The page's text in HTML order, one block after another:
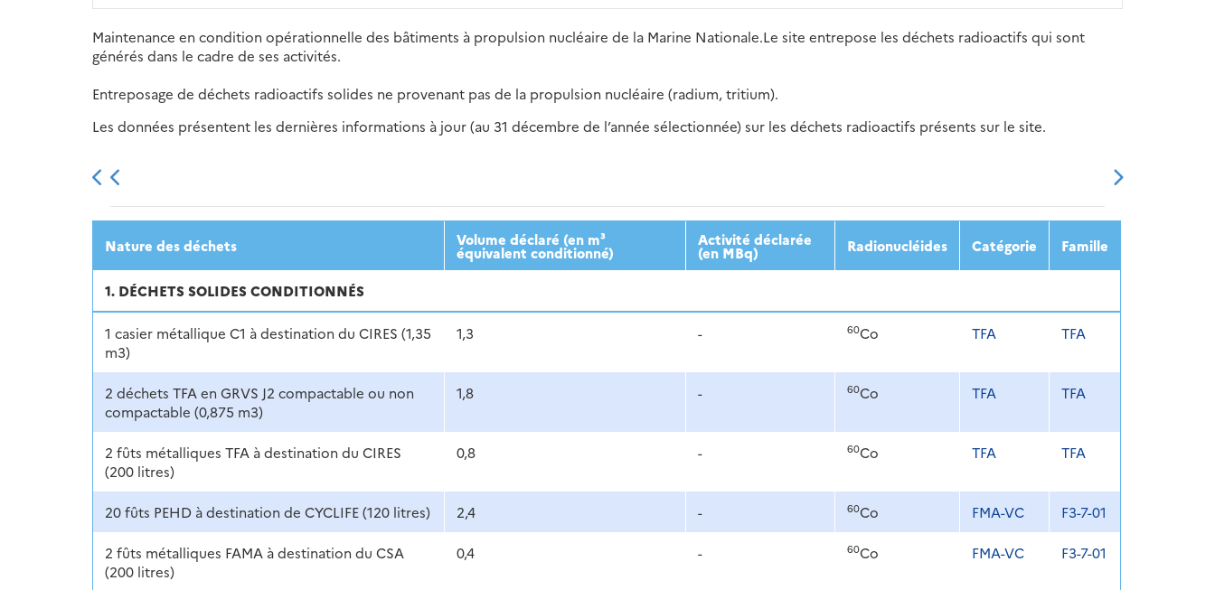
Maintenance en condition opérationnelle des bâtiments à propulsion nucléaire de la Marine Nationale.Le site entrepose les déchets radioactifs qui sont
générés dans le cadre de ses activités.
Entreposage de déchets radioactifs solides ne provenant pas de la propulsion nucléaire (radium, tritium).
Les données présentent les dernières informations à jour (au 31 décembre de l’année sélectionnée) sur les déchets radioactifs présents sur le site.
2013 2014 2015 2016 2017 2018 2019 2020 2021 2022 2023
Nature des déchets Volume déclaré (en m³
équivalent conditionné)
Activité déclarée
(en MBq) Radionucléides Catégorie Famille
1. DÉCHETS SOLIDES CONDITIONNÉS
1 casier métallique C1 à destination du CIRES (1,35
m3)
1,3 - 60Co TFA TFA
2 déchets TFA en GRVS J2 compactable ou non
compactable (0,875 m3)
1,8 - 60Co TFA TFA
2 fûts métalliques TFA à destination du CIRES
(200 litres)
0,8 - 60Co TFA TFA
20 fûts PEHD à destination de CYCLIFE (120 litres) 2,4 - 60Co FMA-VC F3-7-01
2 fûts métalliques FAMA à destination du CSA
(200 litres)
0,4 - 60Co FMA-VC F3-7-01